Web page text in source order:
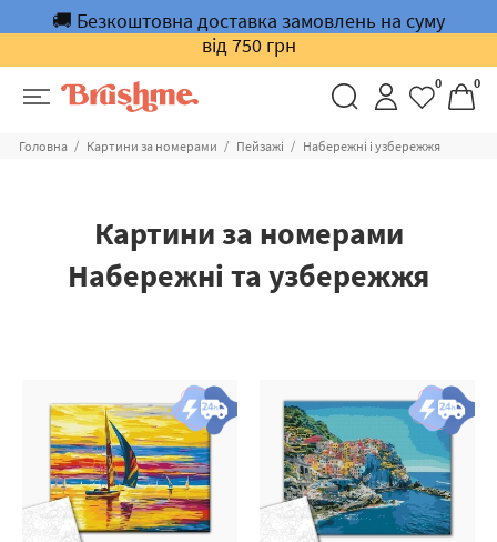
🚚 Безкоштовна доставка замовлень на суму
від 750 грн
0 0
Головна Картини за номерами Пейзажі Набережні і узбережжя
Картини за номерами
Набережні та узбережжя